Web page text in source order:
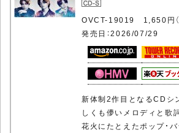
OVCT-19019 1,650円（
発売日：2026/07/29
新体制2作目となるCDシ
しくも儚いメロディと歌
花火にたとえたポップ・